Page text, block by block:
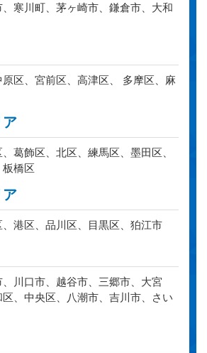
寒川町、茅ヶ崎市、鎌倉市、大和
原区、宮前区、高津区、 多摩区、麻
ア
葛飾区、北区、練馬区、墨田区、
板橋区
ア
港区、品川区、目黒区、狛江市
川口市、越谷市、三郷市、大宮
、中央区、八潮市、吉川市、さい